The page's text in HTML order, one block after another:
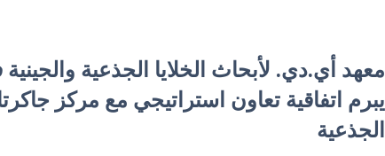
معهد أي.دي. لأبحاث الخلايا الجذعية والجينية
يبرم اتفاقية تعاون استراتيجي مع مركز جاكرتا
الجذعية